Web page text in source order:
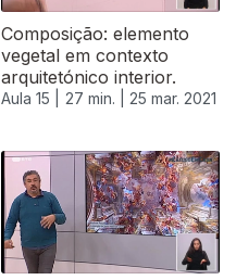
Composição: elemento
vegetal em contexto
arquitetónico interior.
Aula 15 | 27 min. | 25 mar. 2021